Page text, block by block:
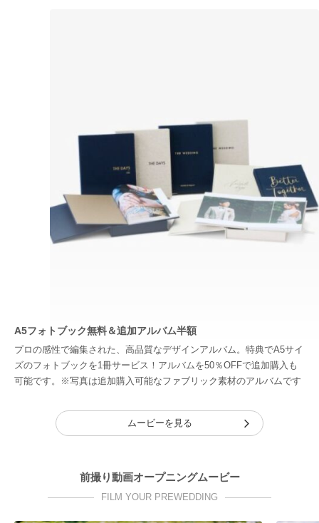
A5フォトブック無料＆追加アルバム半額
プロの感性で編集された、高品質なデザインアルバム。特典でA5サイ
ズのフォトブックを1冊サービス！アルバムを50％OFFで追加購入も
可能です。※写真は追加購入可能なファブリック素材のアルバムです
ムービーを見る
前撮り動画オープニングムービー
FILM YOUR PREWEDDING